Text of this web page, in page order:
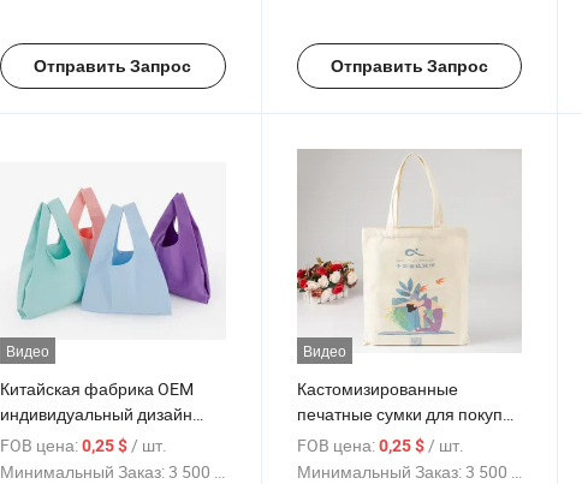
Отправить Запрос Отправить Запрос
Видео
Китайская фабрика OEM
индивидуальный дизайн
печатная хлопковая
канвасовая сумка из джута
FOB цена: 0,25 $ / шт.
Минимальный Заказ:3 500 Куски
Видео
Кастомизированные
печатные сумки для покупок
из холста, принимающие
индивидуальные логотипы,
FOB цена: 0,25 $ / шт.
Минимальный Заказ:3 500 Куски